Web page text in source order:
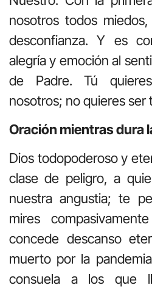
nosotros todos
desconfianza. Y es
alegría y emoción al
de Padre. Tú
nosotros; no quieres ser
Oración mientras dura
Dios todopoderoso y
clase de peligro, a
nuestra angustia; te
mires
concede descanso
muerto por la
consuela a los que